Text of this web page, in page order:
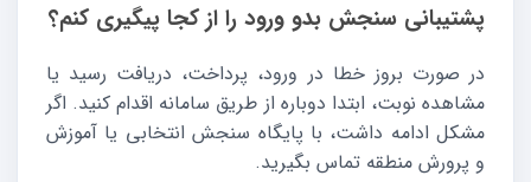
پشتیبانی سنجش بدو ورود را از کجا پیگیری کنم؟
در صورت بروز خطا در ورود، پرداخت، دریافت رسید یا
مشاهده نوبت، ابتدا دوباره از طریق سامانه اقدام کنید. اگر
مشکل ادامه داشت، با پایگاه سنجش انتخابی یا آموزش
و پرورش منطقه تماس بگیرید.